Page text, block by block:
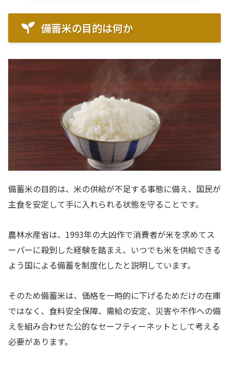
備蓄米の目的は何か
備蓄米の目的は、米の供給が不足する事態に備え、国民が
主食を安定して手に入れられる状態を守ることです。
農林水産省は、1993年の大凶作で消費者が米を求めてス
ーパーに殺到した経験を踏まえ、いつでも米を供給できる
よう国による備蓄を制度化したと説明しています。
そのため備蓄米は、価格を一時的に下げるためだけの在庫
ではなく、食料安全保障、需給の安定、災害や不作への備
えを組み合わせた公的なセーフティーネットとして考える
必要があります。